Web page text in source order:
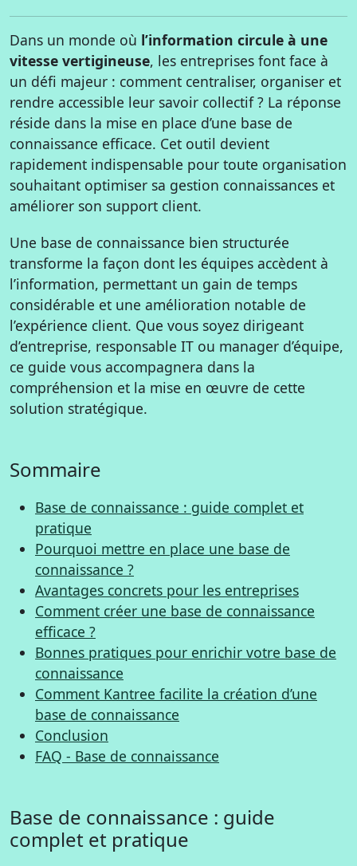
Dans un monde où l’information circule à une
vitesse vertigineuse, les entreprises font face à
un défi majeur : comment centraliser, organiser et
rendre accessible leur savoir collectif ? La réponse
réside dans la mise en place d’une base de
connaissance efficace. Cet outil devient
rapidement indispensable pour toute organisation
souhaitant optimiser sa gestion connaissances et
améliorer son support client.
Une base de connaissance bien structurée
transforme la façon dont les équipes accèdent à
l’information, permettant un gain de temps
considérable et une amélioration notable de
l’expérience client. Que vous soyez dirigeant
d’entreprise, responsable IT ou manager d’équipe,
ce guide vous accompagnera dans la
compréhension et la mise en œuvre de cette
solution stratégique.
Sommaire
Base de connaissance : guide complet et
pratique
Pourquoi mettre en place une base de
connaissance ?
Avantages concrets pour les entreprises
Comment créer une base de connaissance
efficace ?
Bonnes pratiques pour enrichir votre base de
connaissance
Comment Kantree facilite la création d’une
base de connaissance
Conclusion
FAQ - Base de connaissance
Base de connaissance : guide
complet et pratique